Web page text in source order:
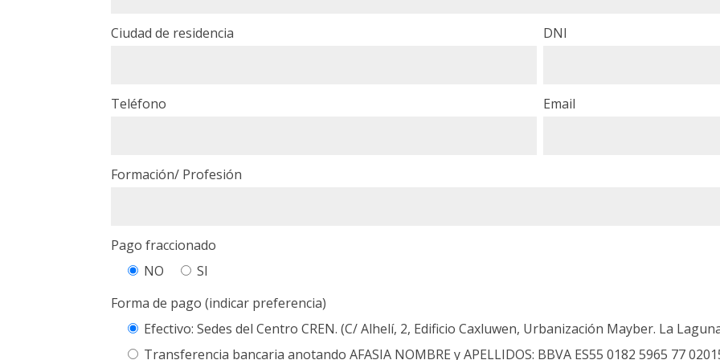
Ciudad de residencia DNI
Teléfono Email
Formación/ Profesión
Pago fraccionado
NO
SI
Forma de pago (indicar preferencia)
Efectivo: Sedes del Centro CREN. (C/ Alhelí, 2, Edificio Caxluwen, Urbanización Mayber. La
Transferencia bancaria anotando AFASIA NOMBRE y APELLIDOS: BBVA ES55 0182 5965 77